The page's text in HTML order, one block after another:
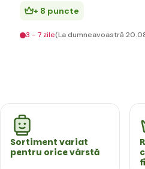
+ 8 puncte
3 - 7 zile(La dumneavoastră
Sortiment variat
pentru orice vârstă